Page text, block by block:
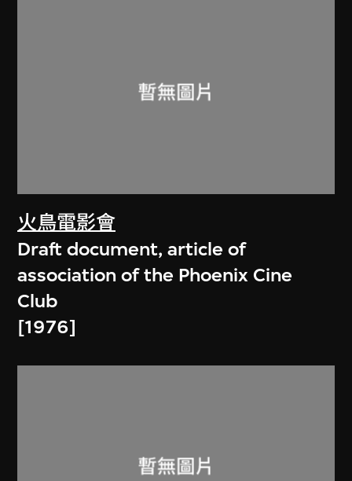
火鳥電影會
Draft document, article of
association of the Phoenix Cine
Club
[1976]